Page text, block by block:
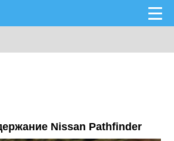
Nissan Pathfinder